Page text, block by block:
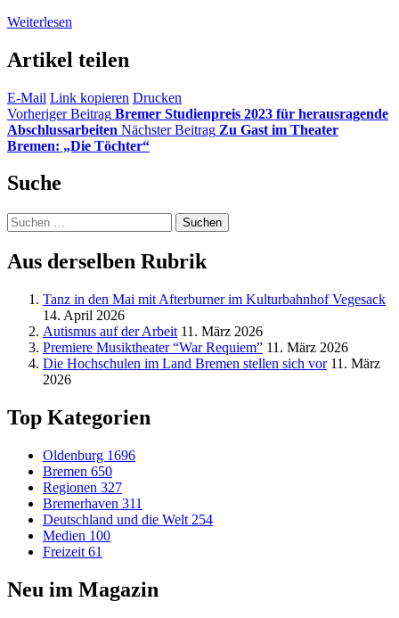
Weiterlesen
Artikel teilen
E-Mail Link kopieren Drucken
Vorheriger Beitrag Bremer Studienpreis 2023 für herausragende
Abschlussarbeiten Nächster Beitrag Zu Gast im Theater
Bremen: „Die Töchter“
Suche
Suchen
nach:
Aus derselben Rubrik
Tanz in den Mai mit Afterburner im Kulturbahnhof Vegesack
14. April 2026
Autismus auf der Arbeit 11. März 2026
Premiere Musiktheater “War Requiem” 11. März 2026
Die Hochschulen im Land Bremen stellen sich vor 11. März
2026
Top Kategorien
Oldenburg 1696
Bremen 650
Regionen 327
Bremerhaven 311
Deutschland und die Welt 254
Medien 100
Freizeit 61
Neu im Magazin